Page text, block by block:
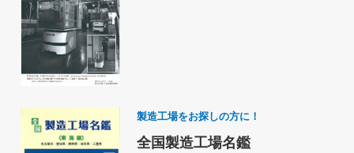
製造工場をお探しの方に！
全国製造工場名鑑